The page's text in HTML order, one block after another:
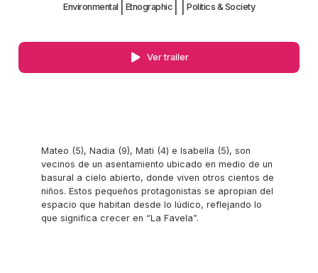
Environmental Etnographic Politics & Society
Ver trailer
Mateo (5), Nadia (9), Mati (4) e Isabella (5), son
vecinos de un asentamiento ubicado en medio de un
basural a cielo abierto, donde viven otros cientos de
niños. Estos pequeños protagonistas se apropian del
espacio que habitan desde lo lúdico, reflejando lo
que significa crecer en “La Favela”.